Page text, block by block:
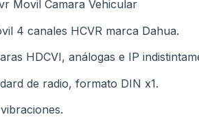
Movil Camara Vehicular
4 canales HCVR marca Dahua.
HDCVI, análogas e IP
de radio, formato DIN x1.